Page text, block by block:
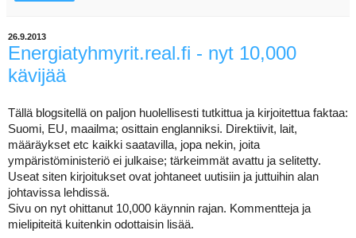
26.9.2013
Energiatyhmyrit.real.fi - nyt 10,000
kävijää
Tällä blogsitellä on paljon huolellisesti tutkittua ja kirjoitettua faktaa:
Suomi, EU, maailma; osittain englanniksi. Direktiivit, lait,
määräykset etc kaikki saatavilla, jopa nekin, joita
ympäristöministeriö ei julkaise; tärkeimmät avattu ja selitetty.
Useat siten kirjoitukset ovat johtaneet uutisiin ja juttuihin alan
johtavissa lehdissä.
Sivu on nyt ohittanut 10,000 käynnin rajan. Kommentteja ja
mielipiteitä kuitenkin odottaisin lisää.